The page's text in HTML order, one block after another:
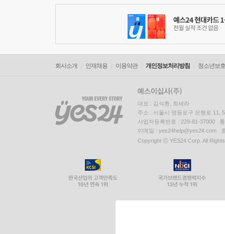
회사소개 인재채용 이용약관 개인정보처리방침 청소년보
대표 : 김석환, 최세라
주소 : 서울시 영등포구 은행로 11,
사업자등록번호 : 229-81-37000
이메일 : yes24help@yes24.com
Copyright ⓒ YES24 Corp. All